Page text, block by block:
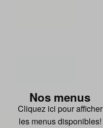
Nos menus
Cliquez ici pour afficher
les menus disponibles!